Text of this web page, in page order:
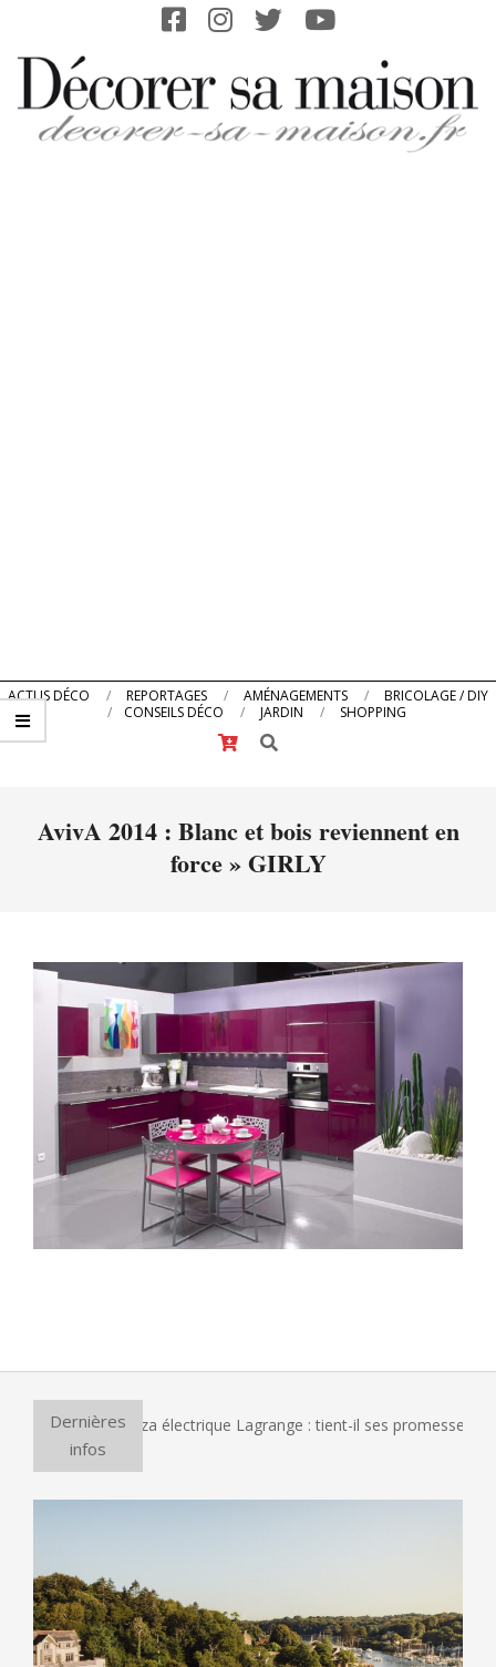
content
Primary
Navigation
ACTUS DÉCO REPORTAGES AMÉNAGEMENTS
BRICOLAGE / DIY
CONSEILS DÉCO
JARDIN
SHOPPING
Search
AvivA 2014 : Blanc et bois reviennent en
force »GIRLY
03-
05
Dernières
infos
le four à pizza électrique Lagrange : tient-il ses promesses ?